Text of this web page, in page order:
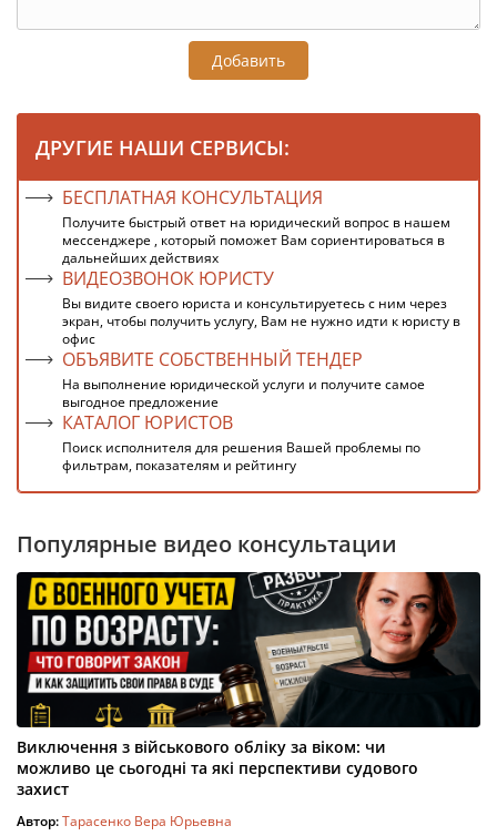
Добавить
ДРУГИЕ НАШИ СЕРВИСЫ:
БЕСПЛАТНАЯ КОНСУЛЬТАЦИЯ
Получите быстрый ответ на юридический вопрос в нашем
мессенджере , который поможет Вам сориентироваться в
дальнейших действиях
ВИДЕОЗВОНОК ЮРИСТУ
Вы видите своего юриста и консультируетесь с ним через
экран, чтобы получить услугу, Вам не нужно идти к юристу в
офис
ОБЪЯВИТЕ СОБСТВЕННЫЙ ТЕНДЕР
На выполнение юридической услуги и получите самое
выгодное предложение
КАТАЛОГ ЮРИСТОВ
Поиск исполнителя для решения Вашей проблемы по
фильтрам, показателям и рейтингу
Популярные видео консультации
Виключення з військового обліку за віком: чи
можливо це сьогодні та які перспективи судового
захист
Автор:Тарасенко Вера Юрьевна